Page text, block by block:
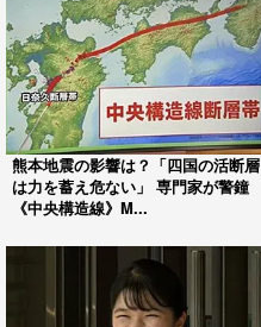
熊本地震の影響は？「四国の活断層
は力を蓄え危ない」 専門家が警鐘
《中央構造線》M...